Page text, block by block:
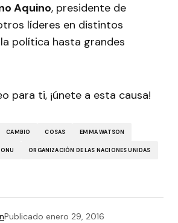
Aquino, presidente de
líderes en distintos
política hasta grandes
para ti, ¡únete a esta causa!
CAMBIO COSAS EMMA WATSON
ONU ORGANIZACIÓN DE LAS NACIONES UNIDAS
Publicado enero 29, 2016